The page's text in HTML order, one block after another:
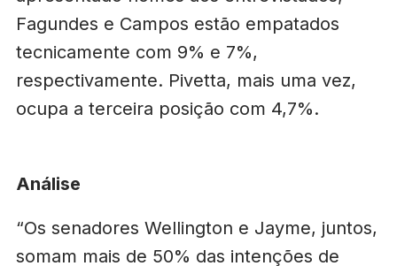
Fagundes e Campos estão empatados
tecnicamente com 9% e 7%,
respectivamente. Pivetta, mais uma vez,
ocupa a terceira posição com 4,7%.
Análise
“Os senadores Wellington e Jayme, juntos,
somam mais de 50% das intenções de